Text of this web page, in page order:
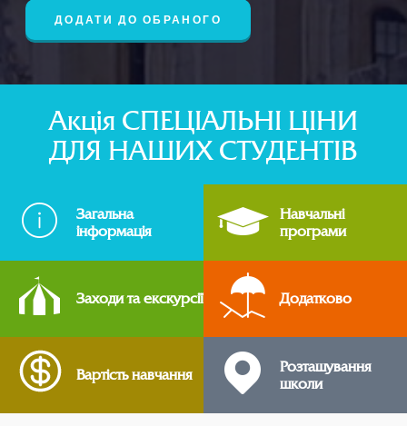
ДОДАТИ ДО ОБРАНОГО
Акція СПЕЦІАЛЬНІ ЦІНИ
ДЛЯ НАШИХ СТУДЕНТІВ
Загальна
інформація
Навчальні
програми
Заходи та екскурсії Додатково
Вартість навчання
Розташування
школи